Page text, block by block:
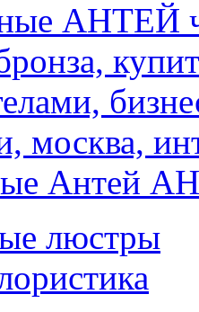
Антей
люстры